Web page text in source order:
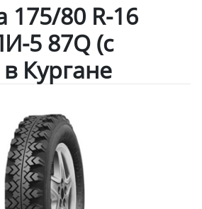
80 R-16
5 87Q (c
Кургане